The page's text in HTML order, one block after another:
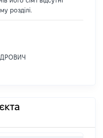
розділі.